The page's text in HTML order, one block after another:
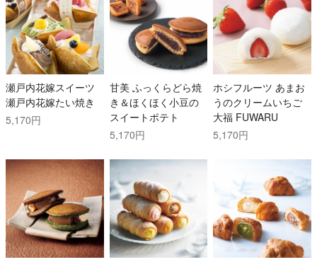
瀬戸内花嫁スイーツ
瀬戸内花嫁たい焼き
5,170円
甘美 ふっくらどら焼
き＆ほくほく小豆の
スイートポテト
5,170円
ホシフルーツ あまお
うのクリームいちご
大福 FUWARU
5,170円